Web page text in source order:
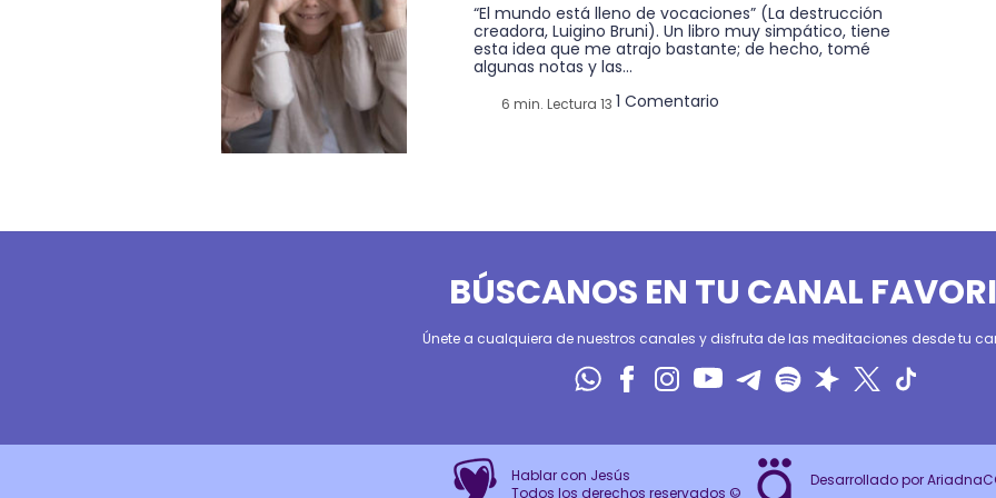
“El mundo está lleno de vocaciones” (La destrucción
creadora, Luigino Bruni). Un libro muy simpático, tiene
esta idea que me atrajo bastante; de hecho, tomé
algunas notas y las...
6 min. Lectura 13 1 Comentario
BÚSCANOS EN TU CANAL
Únete a cualquiera de nuestros canales y disfruta de las meditaciones desde tu
Hablar con Jesús
Todos los derechos reservados ©
Desarrollado por